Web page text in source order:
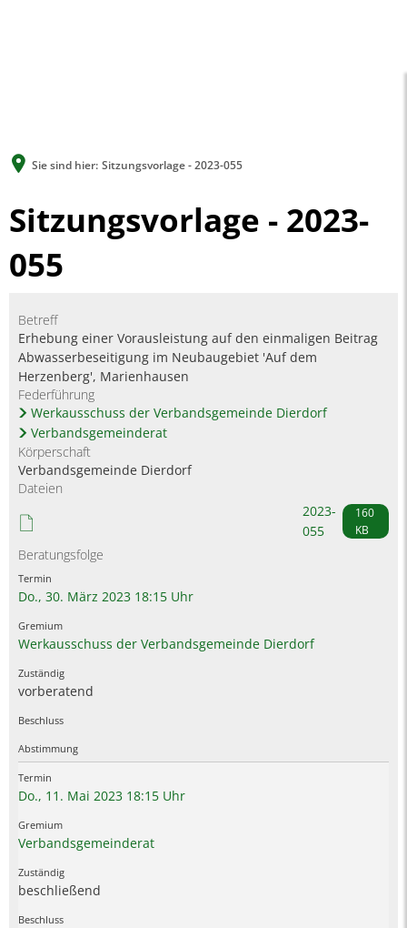
Sie sind hier: Sitzungsvorlage - 2023-055
Sitzungsvorlage - 2023-
055
Betreff
Erhebung einer Vorausleistung auf den einmaligen Beitrag
Abwasserbeseitigung im Neubaugebiet 'Auf dem
Herzenberg', Marienhausen
Federführung
Werkausschuss der Verbandsgemeinde Dierdorf
Verbandsgemeinderat
Körperschaft
Verbandsgemeinde Dierdorf
Dateien
2023-
055
160
KB
Beratungsfolge
Do., 30. März 2023 18:15 Uhr
Werkausschuss der Verbandsgemeinde Dierdorf
vorberatend
Do., 11. Mai 2023 18:15 Uhr
Verbandsgemeinderat
beschließend